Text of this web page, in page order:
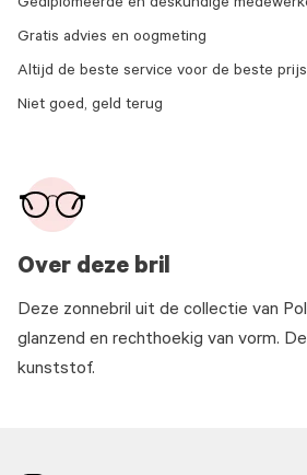
Over deze bril
Deze zonnebril uit de collectie van
glanzend en rechthoekig van vorm.
kunststof.
Gediplomeerde en deskundige
Gratis advies en oogmeting
Altijd de beste service voor de beste prijs
Niet goed, geld terug